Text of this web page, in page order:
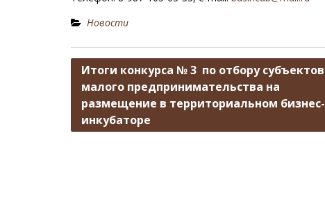
Новости
и
Итоги конкурса № 3 по отбору субъектов
малого предпринимательства на
размещение в территориальном бизнес-
инкубаторе